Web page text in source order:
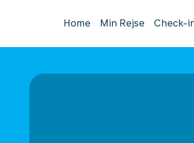
Home Min Rejse Check-